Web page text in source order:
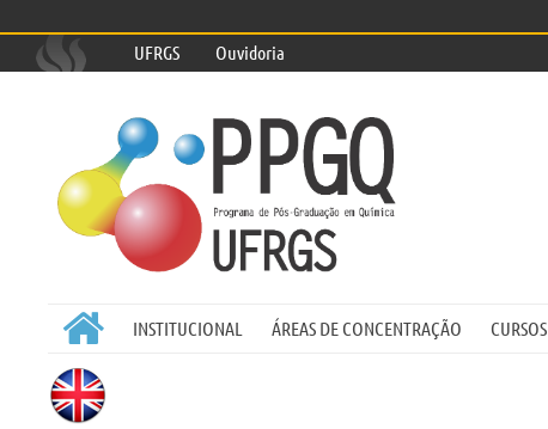
 INSTITUCIONAL ÁREAS DE CONCENTRAÇÃO CURSOS
UFRGS Ouvidoria